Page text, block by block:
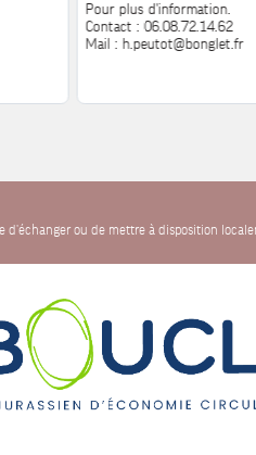
Pour plus d'information.
Contact : 06.08.72.14.62
Mail : h.peutot@bonglet.fr
ou de mettre à disposition